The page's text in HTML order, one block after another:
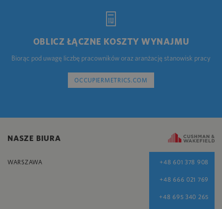
OBLICZ ŁĄCZNE KOSZTY WYNAJMU
Biorąc pod uwagę liczbę pracowników oraz aranżację stanowisk pracy
OCCUPIERMETRICS.COM
NASZE BIURA
WARSZAWA +48 601 378 908
+48 666 021 769
+48 695 340 265